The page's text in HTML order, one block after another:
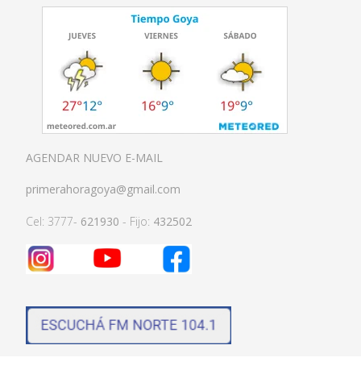
AGENDAR NUEVO E-MAIL
primerahoragoya@gmail.com
Cel: 3777- 621930 - Fijo: 432502